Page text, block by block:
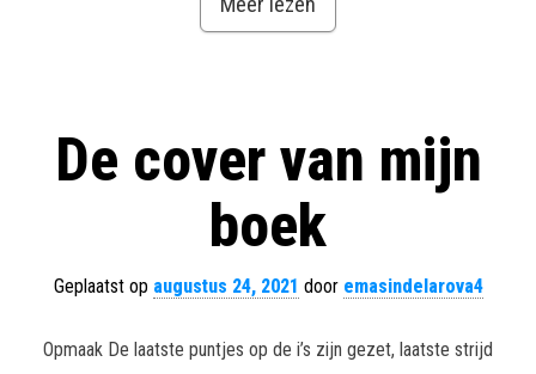
De cover van mijn
boek
Geplaatst op augustus 24, 2021 door emasindelarova4
Opmaak De laatste puntjes op de i’s zijn gezet, laatste strijd